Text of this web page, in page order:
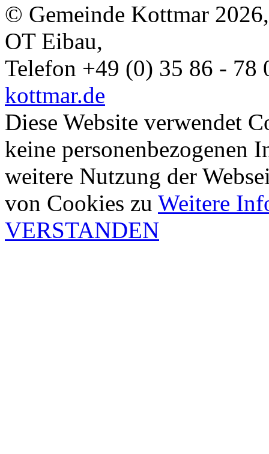
© Gemeinde Kottmar
OT Eibau,
Telefon +49 (0) 35 86 -
kottmar.de
Diese Website verwendet
keine personenbezogenen
weitere Nutzung der
von Cookies zu Weitere
VERSTANDEN